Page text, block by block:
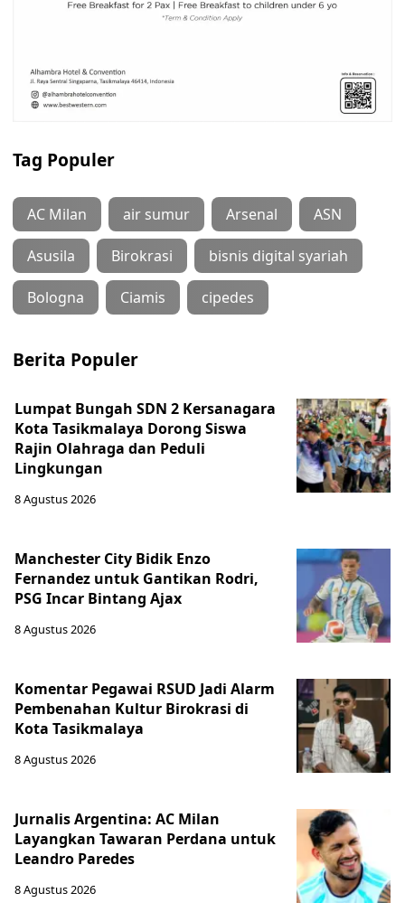
Tag Populer
AC Milan air sumur Arsenal ASN
Asusila Birokrasi bisnis digital syariah
Bologna Ciamis cipedes
Berita Populer
Lumpat Bungah SDN 2 Kersanagara
Kota Tasikmalaya Dorong Siswa
Rajin Olahraga dan Peduli
Lingkungan
8 Agustus 2026
Manchester City Bidik Enzo
Fernandez untuk Gantikan Rodri,
PSG Incar Bintang Ajax
8 Agustus 2026
Komentar Pegawai RSUD Jadi Alarm
Pembenahan Kultur Birokrasi di
Kota Tasikmalaya
8 Agustus 2026
Jurnalis Argentina: AC Milan
Layangkan Tawaran Perdana untuk
Leandro Paredes
8 Agustus 2026